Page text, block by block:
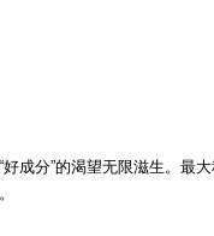
成分”的渴望无限滋生。最